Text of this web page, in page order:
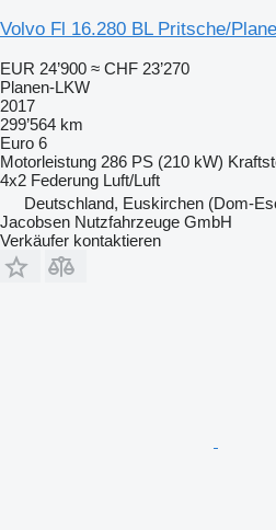
Volvo Fl 16.280 BL Pritsche/Plane
EUR 24’900 ≈ CHF 23’270
Planen-LKW
2017
299’564 km
Euro 6
Motorleistung 286 PS (210 kW)
4x2 Federung Luft/Luft
Deutschland, Euskirchen (Dom-
Jacobsen Nutzfahrzeuge GmbH
Verkäufer kontaktieren